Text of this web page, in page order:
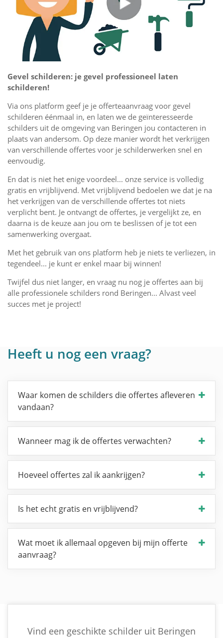
Gevel schilderen: je gevel professioneel laten
schilderen!
Via ons platform geef je je offerteaanvraag voor gevel
schilderen éénmaal in, en laten we de geïnteresseerde
schilders uit de omgeving van Beringen jou contacteren in
plaats van andersom. Op deze manier wordt het verkrijgen
van verschillende offertes voor je schilderwerken snel en
eenvoudig.
En dat is niet het enige voordeel... onze service is volledig
gratis en vrijblijvend. Met vrijblijvend bedoelen we dat je na
het verkrijgen van de verschillende offertes tot niets
verplicht bent. Je ontvangt de offertes, je vergelijkt ze, en
daarna is de keuze aan jou om te beslissen of je tot een
samenwerking overgaat.
Met het gebruik van ons platform heb je niets te verliezen, in
tegendeel... je kunt er enkel maar bij winnen!
Twijfel dus niet langer, en vraag nu nog je offertes aan bij
alle professionele schilders rond Beringen... Alvast veel
succes met je project!
Heeft u nog een vraag?
Waar komen de schilders die offertes afleveren
vandaan?
Wanneer mag ik de offertes verwachten?
Hoeveel offertes zal ik aankrijgen?
Is het echt gratis en vrijblijvend?
Wat moet ik allemaal opgeven bij mijn offerte
aanvraag?
Vind een geschikte schilder uit Beringen